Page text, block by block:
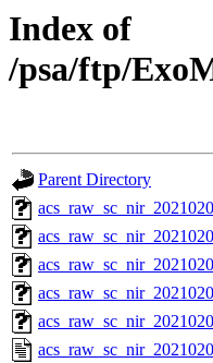
Index of
/psa/ftp/
Parent Directory